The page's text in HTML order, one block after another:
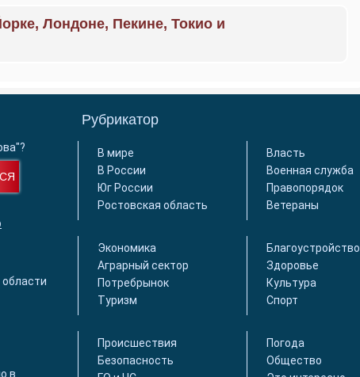
Лондоне, Пекине, Токио и
в
Рубрикатор
В мире
В России
Юг России
Ростовская область
Власть
Военная служба
Правопорядок
Ветераны
Экономика
Аграрный сектор
Потребрынок
Туризм
Благоустройство
Здоровье
Культура
Спорт
Происшествия
Безопасность
Погода
Общество